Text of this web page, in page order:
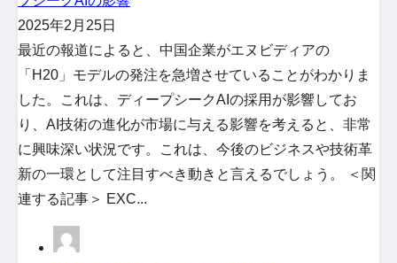
2025年2月25日
最近の報道によると、中国企業がエヌビディアの
「H20」モデルの発注を急増させていることがわかりま
した。これは、ディープシークAIの採用が影響してお
り、AI技術の進化が市場に与える影響を考えると、非常
に興味深い状況です。これは、今後のビジネスや技術革
新の一環として注目すべき動きと言えるでしょう。 ＜関
連する記事＞ EXC...